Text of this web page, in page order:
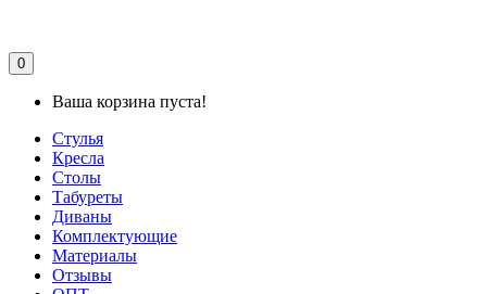
0
Ваша корзина пуста!
Стулья
Кресла
Столы
Табуреты
Диваны
Комплектующие
Материалы
Отзывы